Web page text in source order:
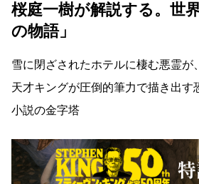
桜庭一樹が解説する。世
の物語」
雪に閉ざされたホテルに棲む悪霊が
天才キングが圧倒的筆力で描き出す
小説の金字塔